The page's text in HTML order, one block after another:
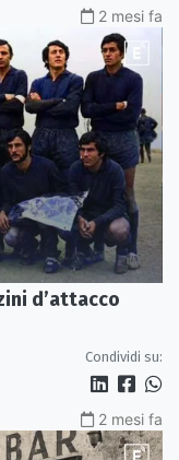
2 mesi fa
d’attacco
Condividi su:
2 mesi fa